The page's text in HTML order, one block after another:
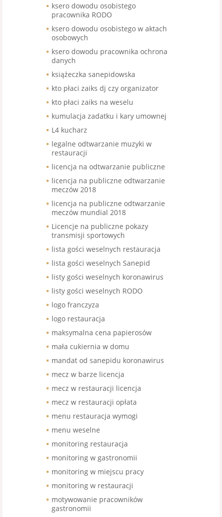
ksero dowodu osobistego
pracownika RODO
ksero dowodu osobistego w aktach
osobowych
ksero dowodu pracownika ochrona
danych
książeczka sanepidowska
kto płaci zaiks dj czy organizator
kto płaci zaiks na weselu
kumulacja zadatku i kary umownej
L4 kucharz
legalne odtwarzanie muzyki w
restauracji
licencja na odtwarzanie publiczne
licencja na publiczne odtwarzanie
meczów 2018
licencja na publiczne odtwarzanie
meczów mundial 2018
Licencje na publiczne pokazy
transmisji sportowych
lista gości weselnych restauracja
lista gości weselnych Sanepid
listy gości weselnych koronawirus
listy gości weselnych RODO
logo franczyza
logo restauracja
maksymalna cena papierosów
mała cukiernia w domu
mandat od sanepidu koronawirus
mecz w barze licencja
mecz w restauracji licencja
mecz w restauracji opłata
menu restauracja wymogi
menu weselne
monitoring restauracja
monitoring w gastronomii
monitoring w miejscu pracy
monitoring w restauracji
motywowanie pracowników
gastronomii